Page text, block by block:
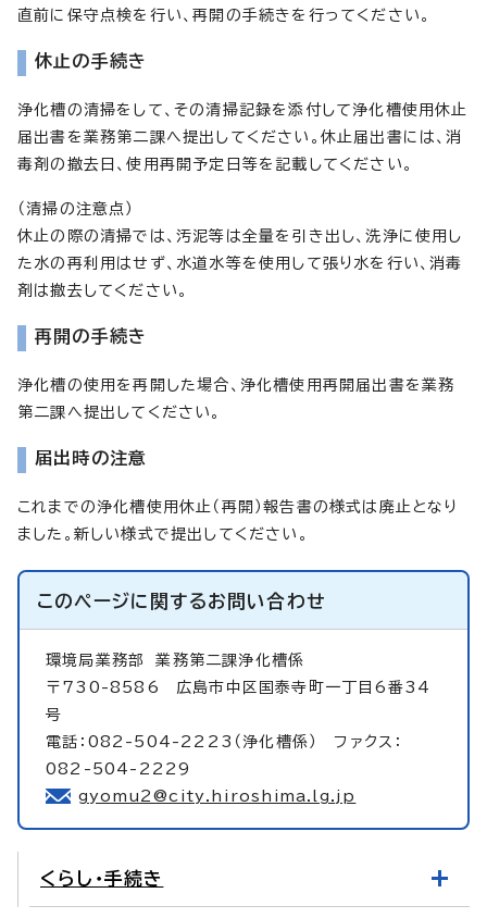
直前に保守点検を行い、再開の手続きを行ってください。
休止の手続き
浄化槽の清掃をして、その清掃記録を添付して浄化槽使用休止
届出書を業務第二課へ提出してください。休止届出書には、消
毒剤の撤去日、使用再開予定日等を記載してください。
（清掃の注意点）
休止の際の清掃では、汚泥等は全量を引き出し、洗浄に使用し
た水の再利用はせず、水道水等を使用して張り水を行い、消毒
剤は撤去してください。
再開の手続き
浄化槽の使用を再開した場合、浄化槽使用再開届出書を業務
第二課へ提出してください。
届出時の注意
これまでの浄化槽使用休止（再開）報告書の様式は廃止となり
ました。新しい様式で提出してください。
このページに関するお問い合わせ
環境局業務部業務第二課浄化槽係
〒730-8586 広島市中区国泰寺町一丁目6番34
号
電話：082-504-2223（浄化槽係） ファクス：
082-504-2229
gyomu2@city.hiroshima.lg.jp
くらし・手続き